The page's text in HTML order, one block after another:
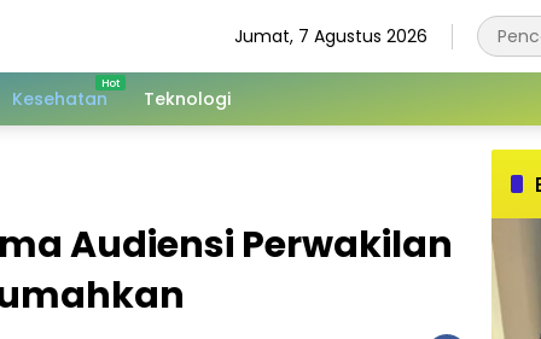
Jumat, 7 Agustus 2026
Kesehatan Teknologi
Audiensi Perwakilan